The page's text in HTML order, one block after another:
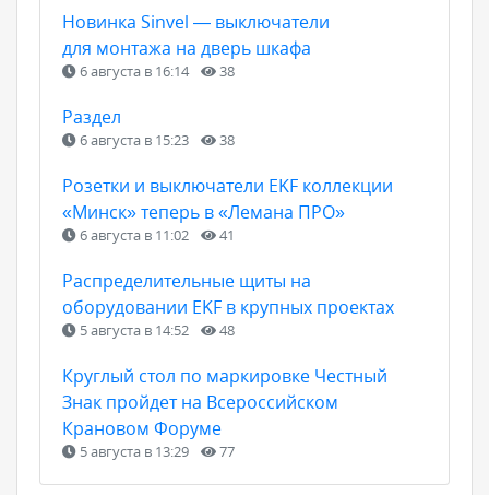
Новинка Sinvel — выключатели
для монтажа на дверь шкафа
6 августа в 16:14 38
Раздел
6 августа в 15:23 38
Розетки и выключатели EKF коллекции
«Минск» теперь в «Лемана ПРО»
6 августа в 11:02 41
Распределительные щиты на
оборудовании EKF в крупных проектах
5 августа в 14:52 48
Круглый стол по маркировке Честный
Знак пройдет на Всероссийском
Крановом Форуме
5 августа в 13:29 77